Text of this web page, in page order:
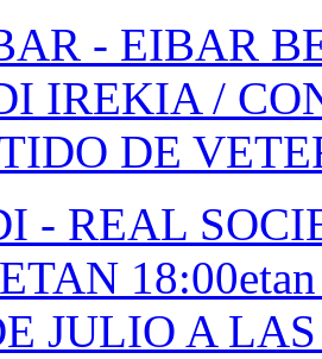
- EIBAR
IREKIA /
DE
- REAL
JULIO A